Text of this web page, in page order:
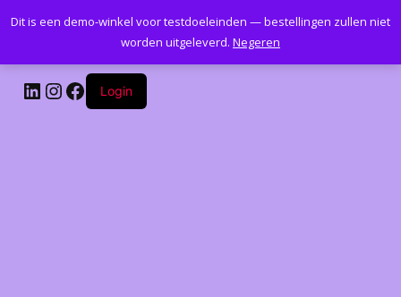
Kantoormeubelenplus.com
LinkedIn
Instagram
Facebook
Login
Dit is een demo-winkel voor testdoeleinden — bestellingen zullen niet
worden uitgeleverd. Negeren